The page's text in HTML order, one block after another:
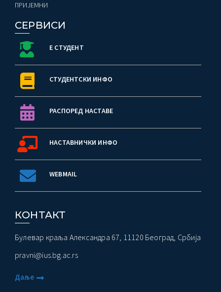
ПРИЈЕМНИ
СЕРВИСИ
Е СТУДЕНТ
СТУДЕНТСКИ ИНФО
РАСПОРЕД НАСТАВЕ
НАСТАВНИЧКИ ИНФО
WEBMAIL
КОНТАКТ
Булевар краља Александра 67, 11120 Београд, Србија
pravni@ius.bg.ac.rs
Даље